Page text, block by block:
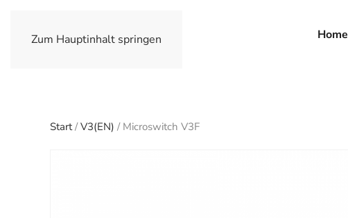
Zum Hauptinhalt springen Home
Start/V3(EN) / Microswitch V3F